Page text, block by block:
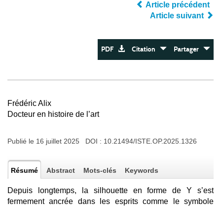
Article précédent
Article suivant
PDF Citation Partager
Frédéric Alix
Docteur en histoire de l’art
Publié le 16 juillet 2025 DOI : 10.21494/ISTE.OP.2025.1326
Résumé Abstract Mots-clés Keywords
Depuis longtemps, la silhouette en forme de Y s’est
fermement ancrée dans les esprits comme le symbole